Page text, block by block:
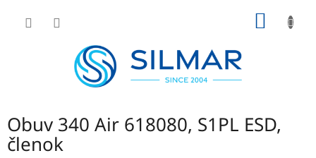
Obuv 340 Air 618080, S1PL ESD,
členok